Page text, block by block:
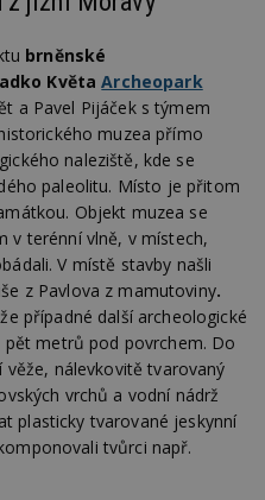
brněnské
Květa Archeopark
a Pavel Pijáček s týmem
muzea přímo
naleziště, kde se
paleolitu. Místo je přitom
Objekt muzea se
v terénní vlně, v místech,
V místě stavby našli
z Pavlova z mamutoviny.
případné další archeologické
pět metrů pod povrchem. Do
nálevkovitě tvarovaný
vrchů a vodní nádrž
plasticky tvarované jeskynní
tvůrci např.